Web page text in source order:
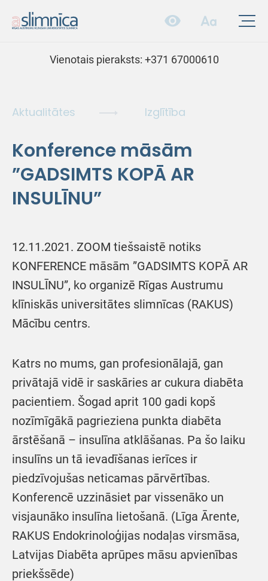
Vienotais pieraksts: +371 67000610
Aktualitātes Izglītība
Konference māsām
”GADSIMTS KOPĀ AR
INSULĪNU”
12.11.2021. ZOOM tiešsaistē notiks
KONFERENCE māsām ”GADSIMTS KOPĀ AR
INSULĪNU”, ko organizē Rīgas Austrumu
klīniskās universitātes slimnīcas (RAKUS)
Mācību centrs.
Katrs no mums, gan profesionālajā, gan
privātajā vidē ir saskāries ar cukura diabēta
pacientiem. Šogad aprit 100 gadi kopš
nozīmīgākā pagrieziena punkta diabēta
ārstēšanā – insulīna atklāšanas. Pa šo laiku
insulīns un tā ievadīšanas ierīces ir
piedzīvojušas neticamas pārvērtības.
Konferencē uzzināsiet par vissenāko un
visjaunāko insulīna lietošanā. (Līga Ārente,
RAKUS Endokrinoloģijas nodaļas virsmāsa,
Latvijas Diabēta aprūpes māsu apvienības
priekšsēde)